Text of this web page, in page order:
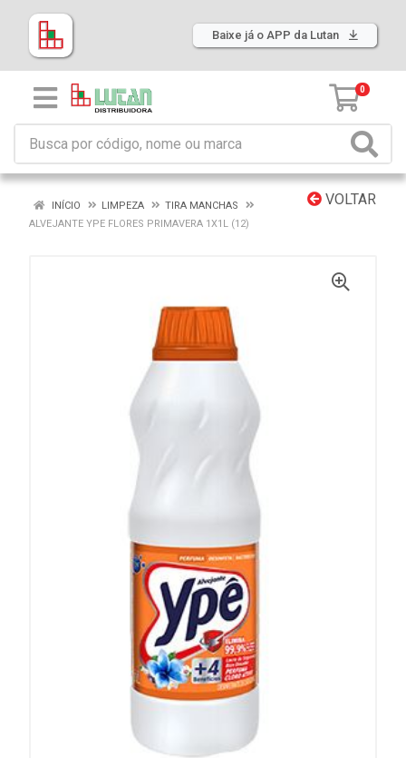
Baixe já o APP da Lutan
0
VOLTAR
INÍCIO LIMPEZA
TIRA MANCHAS
ALVEJANTE YPE FLORES PRIMAVERA 1X1L (12)